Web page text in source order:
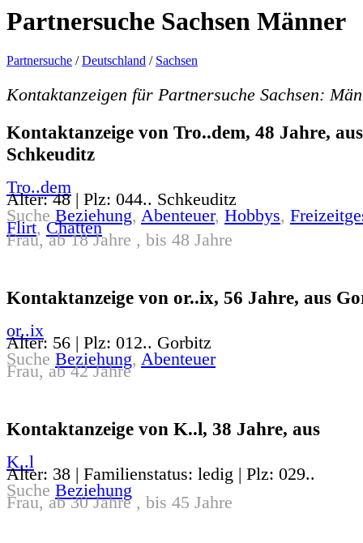
Partnersuche Sachsen Männer
Partnersuche /Deutschland / Sachsen
Kontaktanzeigen für Partnersuche Sachsen:
Kontaktanzeige von Tro..dem, 48 Jahre, aus
Schkeuditz
Tro..dem
Alter: 48 | Plz: 044.. Schkeuditz
Suche Beziehung, Abenteuer, Hobbys,
Flirt,Chatten
Frau, ab 18 Jahre , bis 48 Jahre
Kontaktanzeige von or..ix, 56 Jahre, aus
or..ix
Alter: 56 | Plz: 012.. Gorbitz
Suche Beziehung, Abenteuer
Frau, ab 42 Jahre
Kontaktanzeige von K..l, 38 Jahre, aus
K..l
Alter: 38 | Familienstatus: ledig | Plz: 029..
Suche Beziehung
Frau, ab 30 Jahre , bis 45 Jahre